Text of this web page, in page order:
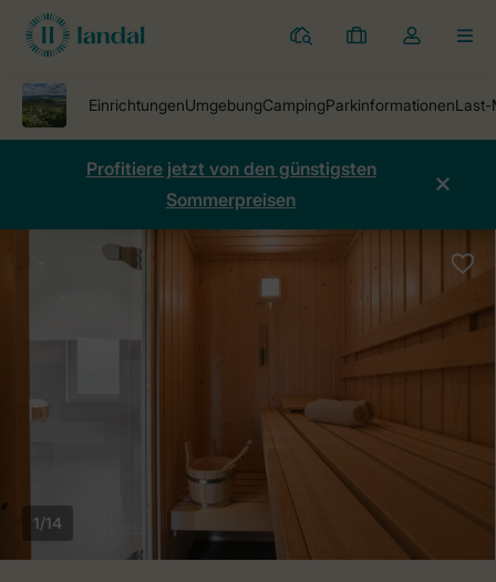
Ferienparks
Meine
Dropdown-
öffnen
Profitiere jetzt von den günstigsten
Sommerpreisen
1/14